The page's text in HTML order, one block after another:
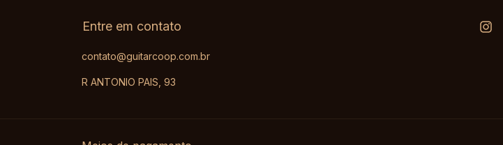
Entre em contato
contato@guitarcoop.com.br
R ANTONIO PAIS, 93